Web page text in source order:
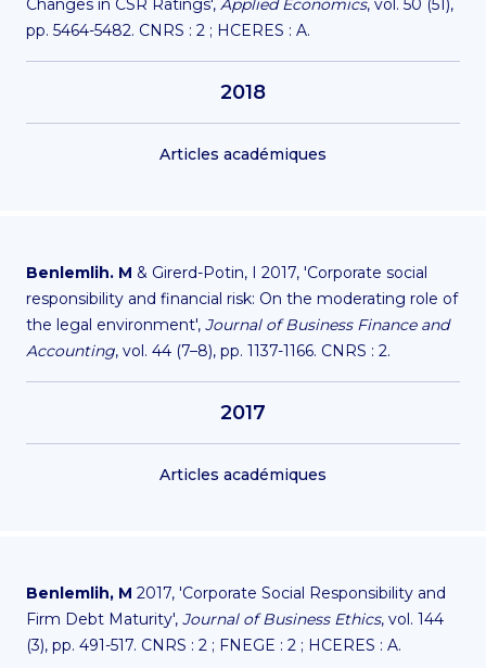
Changes in CSR Ratings', Applied Economics, vol. 50 (51),
pp. 5464-5482. CNRS : 2 ; HCERES : A.
2018
Articles académiques
Benlemlih. M & Girerd-Potin, I 2017, 'Corporate social
responsibility and financial risk: On the moderating role of
the legal environment', Journal of Business Finance and
Accounting, vol. 44 (7–8), pp. 1137-1166. CNRS : 2.
2017
Articles académiques
Benlemlih, M 2017, 'Corporate Social Responsibility and
Firm Debt Maturity', Journal of Business Ethics, vol. 144
(3), pp. 491-517. CNRS : 2 ; FNEGE : 2 ; HCERES : A.